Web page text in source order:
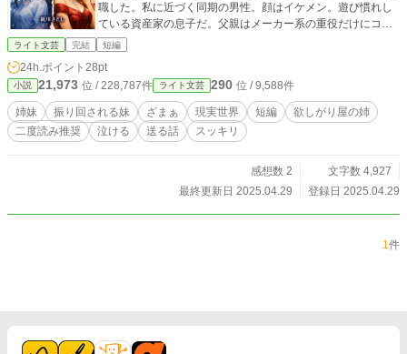
職した。私に近づく同期の男性。顔はイケメン。遊び慣れし
ている資産家の息子だ。父親はメーカー系の重役だけにコネ
もバッチリ。結婚すれば「玉の輿」と言われるであろう男性
い。 案の定、姉の魔の手は彼に伸びてきて…… 表紙の作成
と文章の校正にＡＩを利用しています。
ライト文芸 完結 短編
24h.ポイント 28pt
小説 21,973 位 / 228,787件 ライト文芸 290 位 / 9,588件
姉妹 振り回される妹 ざまぁ 現実世界 短編
欲しがり屋の姉
二度読み推奨
泣ける 送る話 スッキリ
感想数 2
文字数 4,927
最終更新日 2025.04.29
登録日 2025.04.29
1件